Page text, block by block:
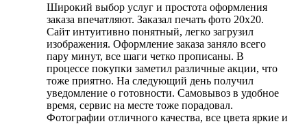
Широкий выбор услуг и простота оформления
заказа впечатляют. Заказал печать фото 20х20.
Сайт интуитивно понятный, легко загрузил
изображения. Оформление заказа заняло всего
пару минут, все шаги четко прописаны. В
процессе покупки заметил различные акции, что
тоже приятно. На следующий день получил
уведомление о готовности. Самовывоз в удобное
время, сервис на месте тоже порадовал.
Фотографии отличного качества, все цвета яркие и